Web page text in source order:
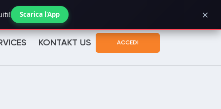
Scarica l'App ×
KONTAKT US ACCEDI